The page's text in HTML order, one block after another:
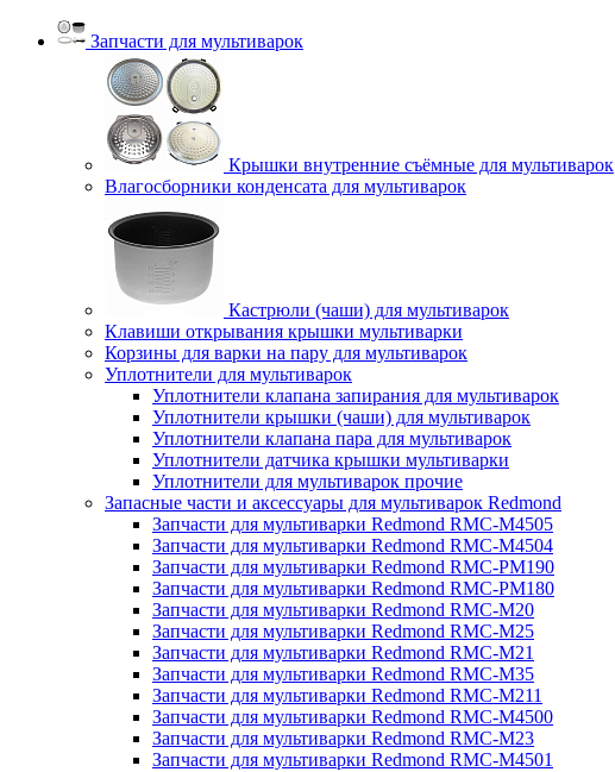
Запчасти для мультиварок
Крышки внутренние съёмные для мультиварок
Влагосборники конденсата для мультиварок
Кастрюли (чаши) для мультиварок
Клавиши открывания крышки мультиварки
Корзины для варки на пару для мультиварок
Уплотнители для мультиварок
Уплотнители клапана запирания для мультиварок
Уплотнители крышки (чаши) для мультиварок
Уплотнители клапана пара для мультиварок
Уплотнители датчика крышки мультиварки
Уплотнители для мультиварок прочие
Запасные части и аксессуары для мультиварок Redmond
Запчасти для мультиварки Redmond RMC-M4505
Запчасти для мультиварки Redmond RMC-M4504
Запчасти для мультиварки Redmond RMC-PM190
Запчасти для мультиварки Redmond RMC-PM180
Запчасти для мультиварки Redmond RMC-M20
Запчасти для мультиварки Redmond RMC-M25
Запчасти для мультиварки Redmond RMC-M21
Запчасти для мультиварки Redmond RMC-M35
Запчасти для мультиварки Redmond RMC-M211
Запчасти для мультиварки Redmond RMC-M4500
Запчасти для мультиварки Redmond RMC-M23
Запчасти для мультиварки Redmond RMC-M4501